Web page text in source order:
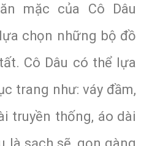
mặc của Cô Dâu
chọn những bộ đồ
Cô Dâu có thể lựa
trang như: váy đầm,
truyền thống, áo dài